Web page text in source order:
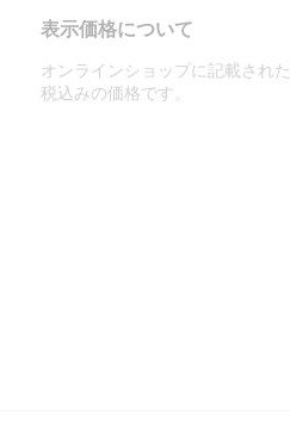
表示価格について
オンラインショップに記載され
税込みの価格です。